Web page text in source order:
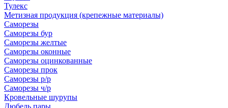
Тулекс
Метизная продукция (крепежные материалы)
Саморезы
Саморезы бур
Саморезы желтые
Саморезы оконные
Саморезы оцинкованные
Саморезы прок
Саморезы р/р
Саморезы ч/р
Кровельные шурупы
Дюбель пары